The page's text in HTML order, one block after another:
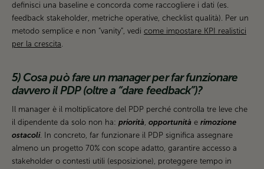
definisci una baseline e concorda come raccogliere i dati (es.
feedback stakeholder, metriche operative, checklist qualità). Per un
metodo semplice e non “vanity”, vedi come impostare KPI realistici
per la crescita.
5) Cosa può fare un manager per far funzionare
davvero il PDP (oltre a “dare feedback”)?
Il manager è il moltiplicatore del PDP perché controlla tre leve che
il dipendente da solo non ha: priorità, opportunità e rimozione
ostacoli. In concreto, far funzionare il PDP significa assegnare
almeno un progetto 70% con scope adatto, garantire accesso a
stakeholder o contesti utili (esposizione), proteggere tempo in